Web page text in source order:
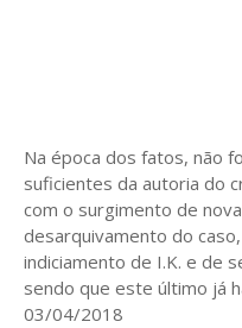
Na época dos fatos, não
suficientes da autoria do
com o surgimento de
desarquivamento do
indiciamento de I.K. e de
sendo que este último já
03/04/2018